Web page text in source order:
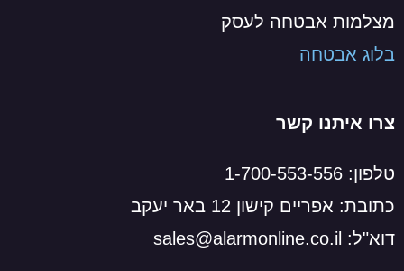
מצלמות אבטחה לעסק
בלוג אבטחה
צרו איתנו קשר
טלפון: 1-700-553-556
כתובת: אפריים קישון 12 באר יעקב
דוא"ל: sales@alarmonline.co.il